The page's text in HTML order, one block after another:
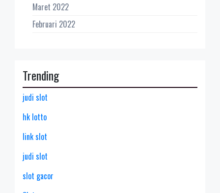
Maret 2022
Februari 2022
Trending
judi slot
hk lotto
link slot
judi slot
slot gacor